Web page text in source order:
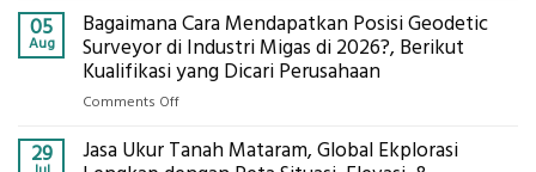
Akurat
di
2026,
ini
Estimasi
Per
m²
Pemetaan
Drone
LiDAR
Mataram,
Solusi
05
Aug
Bagaimana Cara Mendapatkan Posisi Geodetic
Surveyor di Industri Migas di 2026?, Berikut
Kualifikasi yang Dicari Perusahaan
Comments Offon
Cara
29
Jasa Ukur Tanah Mataram, Global Ekplorasi